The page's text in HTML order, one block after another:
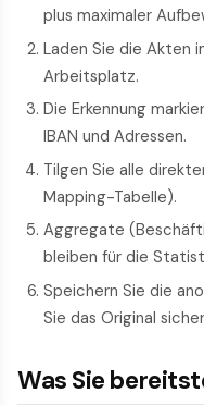
plus maximaler
Laden Sie die Akten
Arbeitsplatz.
Die Erkennung
IBAN und Adressen.
Tilgen Sie alle
Mapping-Tabelle).
Aggregate
bleiben für die
Speichern Sie die
Sie das Original
Was Sie